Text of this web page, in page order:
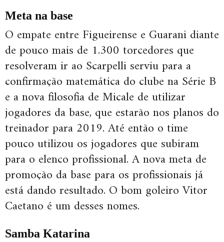
Meta na base
O empate entre Figueirense e Guarani diante
de pouco mais de 1.300 torcedores que
resolveram ir ao Scarpelli serviu para a
confirmação matemática do clube na Série B
e a nova filosofia de Micale de utilizar
jogadores da base, que estarão nos planos do
treinador para 2019. Até então o time
pouco utilizou os jogadores que subiram
para o elenco profissional. A nova meta de
promoção da base para os profissionais já
está dando resultado. O bom goleiro Vitor
Caetano é um desses nomes.
Samba Katarina